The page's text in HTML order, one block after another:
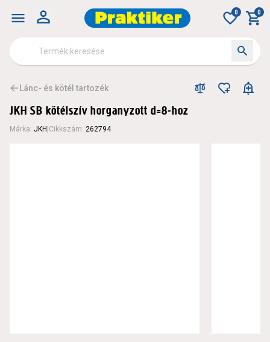
0 0
Lánc- és kötél tartozék
JKH SB kötélszív horganyzott d=8-hoz
Márka: JKH Cikkszám: 262794